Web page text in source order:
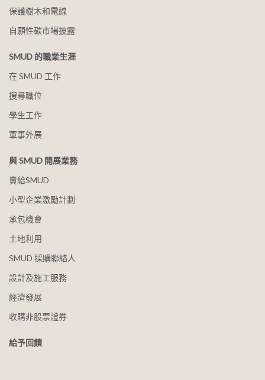
保護樹木和電線
自願性碳市場披露
SMUD 的職業生涯
在 SMUD 工作
搜尋職位
學生工作
軍事外展
與 SMUD 開展業務
賣給SMUD
小型企業激勵計劃
承包機會
土地利用
SMUD 採購聯絡人
設計及施工服務
經濟發展
收購非股票證券
給予回饋